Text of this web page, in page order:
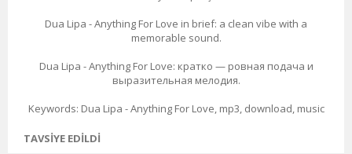
Dua Lipa - Anything For Love in brief: a clean vibe with a
memorable sound.
Dua Lipa - Anything For Love: кратко — ровная подача и
выразительная мелодия.
Keywords: Dua Lipa - Anything For Love, mp3, download, music
TAVSIYE EDILDI